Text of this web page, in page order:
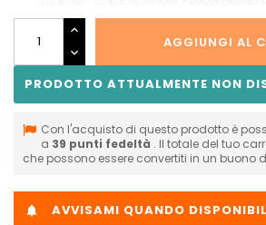
AGGIUNGI AL
PRODOTTO ATTUALMENTE NON
Con l'acquisto di questo prodotto è
a 39 punti fedeltà . Il totale del tuo
che possono essere convertiti in un buono
 AVVISAMI QUANDO